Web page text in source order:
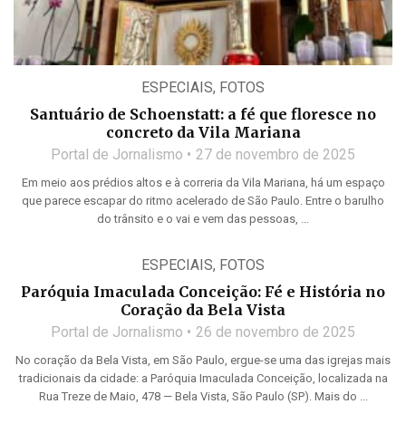
ESPECIAIS, FOTOS
Santuário de Schoenstatt: a fé que floresce no
concreto da Vila Mariana
Portal de Jornalismo 27 de novembro de 2025
Em meio aos prédios altos e à correria da Vila Mariana, há um espaço
que parece escapar do ritmo acelerado de São Paulo. Entre o barulho
do trânsito e o vai e vem das pessoas, ...
ESPECIAIS, FOTOS
Paróquia Imaculada Conceição: Fé e História no
Coração da Bela Vista
Portal de Jornalismo 26 de novembro de 2025
No coração da Bela Vista, em São Paulo, ergue-se uma das igrejas mais
tradicionais da cidade: a Paróquia Imaculada Conceição, localizada na
Rua Treze de Maio, 478 — Bela Vista, São Paulo (SP). Mais do ...